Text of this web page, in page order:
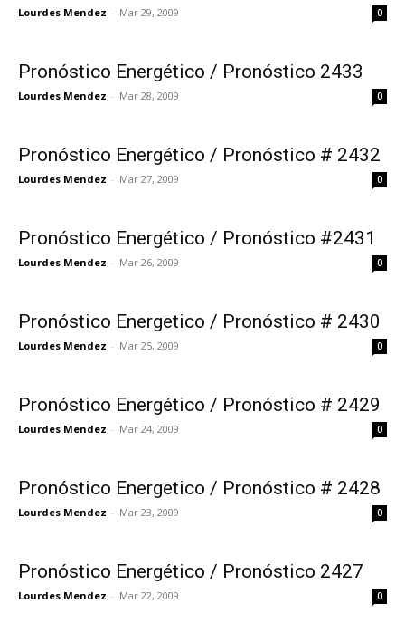
Lourdes Mendez - Mar 29, 2009 0
Pronóstico Energético / Pronóstico 2433
Lourdes Mendez - Mar 28, 2009 0
Pronóstico Energético / Pronóstico # 2432
Lourdes Mendez - Mar 27, 2009 0
Pronóstico Energético / Pronóstico #2431
Lourdes Mendez - Mar 26, 2009 0
Pronóstico Energetico / Pronóstico # 2430
Lourdes Mendez - Mar 25, 2009 0
Pronóstico Energético / Pronóstico # 2429
Lourdes Mendez - Mar 24, 2009 0
Pronóstico Energetico / Pronóstico # 2428
Lourdes Mendez - Mar 23, 2009 0
Pronóstico Energético / Pronóstico 2427
Lourdes Mendez - Mar 22, 2009 0